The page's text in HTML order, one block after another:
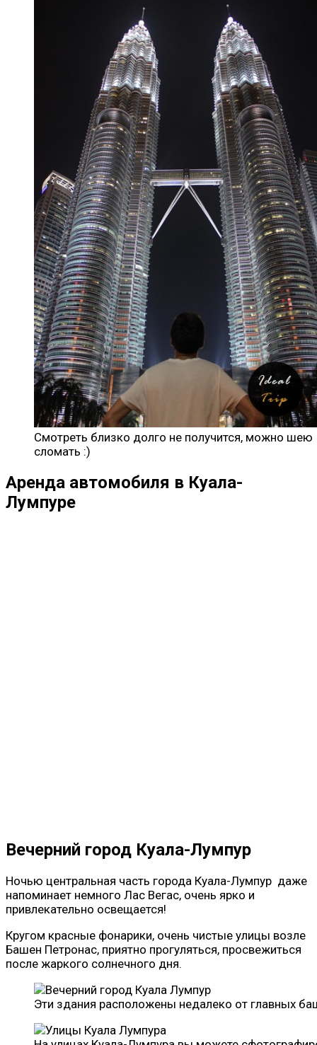
Смотреть близко долго не получится, можно шею
сломать :)
Аренда автомобиля в Куала-
Лумпуре
Вечерний город Куала-Лумпур
Ночью центральная часть города Куала-Лумпур даже
напоминает немного Лас Вегас, очень ярко и
привлекательно освещается!
Кругом красные фонарики, очень чистые улицы возле
Башен Петронас, приятно прогуляться, просвежиться
после жаркого солнечного дня.
Эти здания расположены недалеко от главных